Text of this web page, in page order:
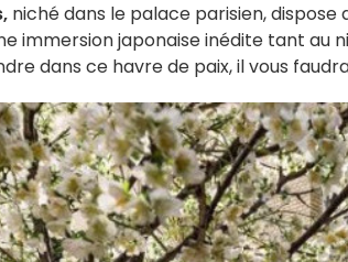
niché dans le palace parisien, dispose
immersion japonaise inédite tant au
dans ce havre de paix, il vous